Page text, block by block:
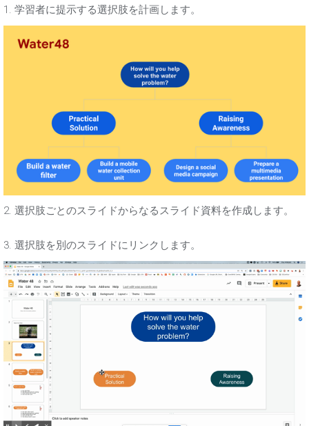
1. 学習者に提示する選択肢を計画します。
2. 選択肢ごとのスライドからなるスライド資料を作成します。
3. 選択肢を別のスライドにリンクします。